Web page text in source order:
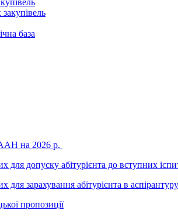
база
на 2026 р.
для допуску абітурієнта до вступних
для зарахування абітурієнта в
пропозиції